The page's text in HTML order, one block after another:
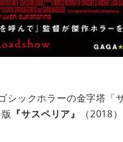
ックホラーの金字塔「
『サスペリア』 （2018）